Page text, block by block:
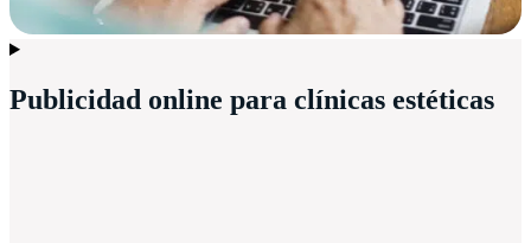
Publicidad online para clínicas estéticas